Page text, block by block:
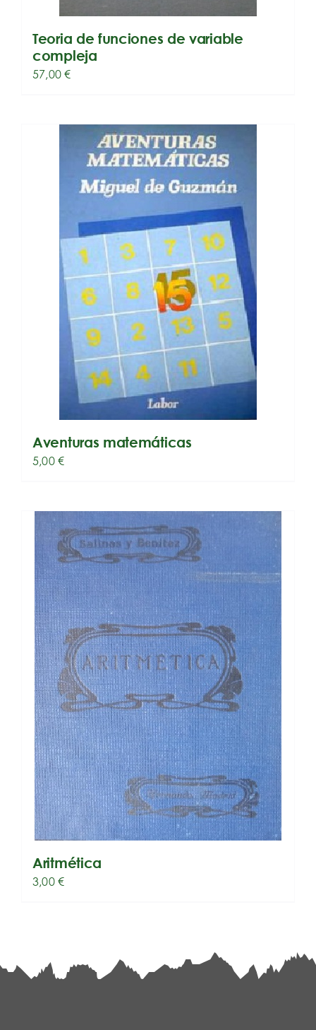
Teoria de funciones de variable
compleja
57,00€
Aventuras matemáticas
5,00€
Aritmética
3,00€